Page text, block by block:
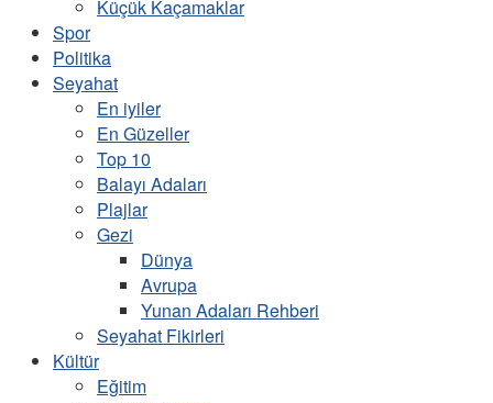
Küçük Kaçamaklar
Spor
Politika
Seyahat
En iyiler
En Güzeller
Top 10
Balayı Adaları
Plajlar
Gezi
Dünya
Avrupa
Yunan Adaları Rehberi
Seyahat Fikirleri
Kültür
Eğitim